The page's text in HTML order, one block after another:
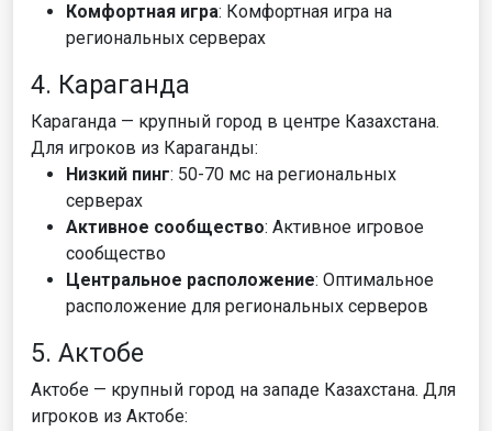
Комфортная игра: Комфортная игра на
региональных серверах
4. Караганда
Караганда — крупный город в центре Казахстана.
Для игроков из Караганды:
Низкий пинг: 50-70 мс на региональных
серверах
Активное сообщество: Активное игровое
сообщество
Центральное расположение: Оптимальное
расположение для региональных серверов
5. Актобе
Актобе — крупный город на западе Казахстана. Для
игроков из Актобе: